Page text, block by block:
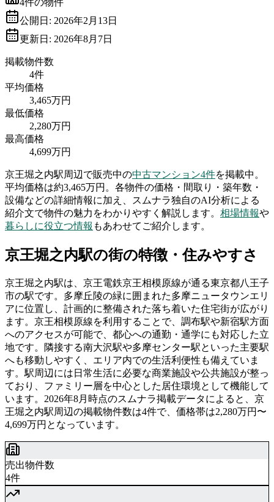
公開日: 2026年2月13日
更新日: 2026年8月7日
掲載物件数
4件
平均価格
3,465万円
最低価格
2,280万円
最高価格
4,699万円
京王堀之内駅周辺で販売中の中古マンション4件を掲載中。
平均価格は約3,465万円。 各物件の価格・間取り・築年数・
設備などの詳細情報に加え、スムナラ独自のAI分析による
紹介文で物件の魅力をわかりやすく解説します。 相場情報や
暮らしに役立つ情報 もあわせてご紹介します。
京王堀之内駅の街の特徴・住みやすさ
京王堀之内駅は、京王電鉄京王相模原線が通る東京都八王子
市の駅です。多摩丘陵の緑に囲まれた多摩ニュータウンエリ
アに位置し、計画的に整備された落ち着いた住宅街が広がり
ます。京王相模原線を利用することで、調布駅や新宿駅方面
へのアクセスが可能で、都心への通勤・通学にも対応した立
地です。隣接する南大沢駅や多摩センター駅といった主要駅
へも移動しやすく、エリア内での生活利便性も備えていま
す。駅周辺には日常生活に必要な商業施設や公共施設が整っ
ており、ファミリー層を中心とした居住環境として機能して
います。2026年8月時点のスムナラ掲載データによると、京
王堀之内駅周辺の掲載物件数は4件で、価格帯は2,280万円〜
4,699万円となっています。
売出物件数
4件